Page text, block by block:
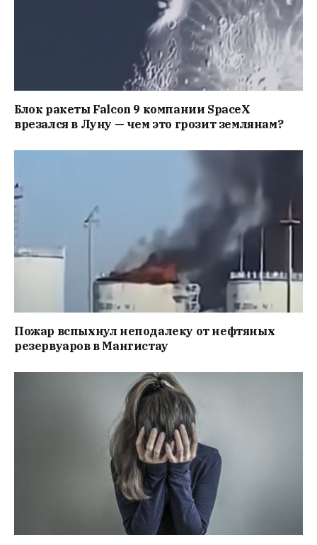
Блок ракеты Falcon 9 компании SpaceX
врезался в Луну — чем это грозит землянам?
Пожар вспыхнул неподалеку от нефтяных
резервуаров в Мангистау